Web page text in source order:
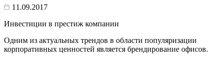
11.09.2017
Инвестиции в престиж компании
Одним из актуальных трендов в области популяризации
корпоративных ценностей является брендирование офисов.